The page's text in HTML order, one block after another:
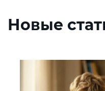
Новые